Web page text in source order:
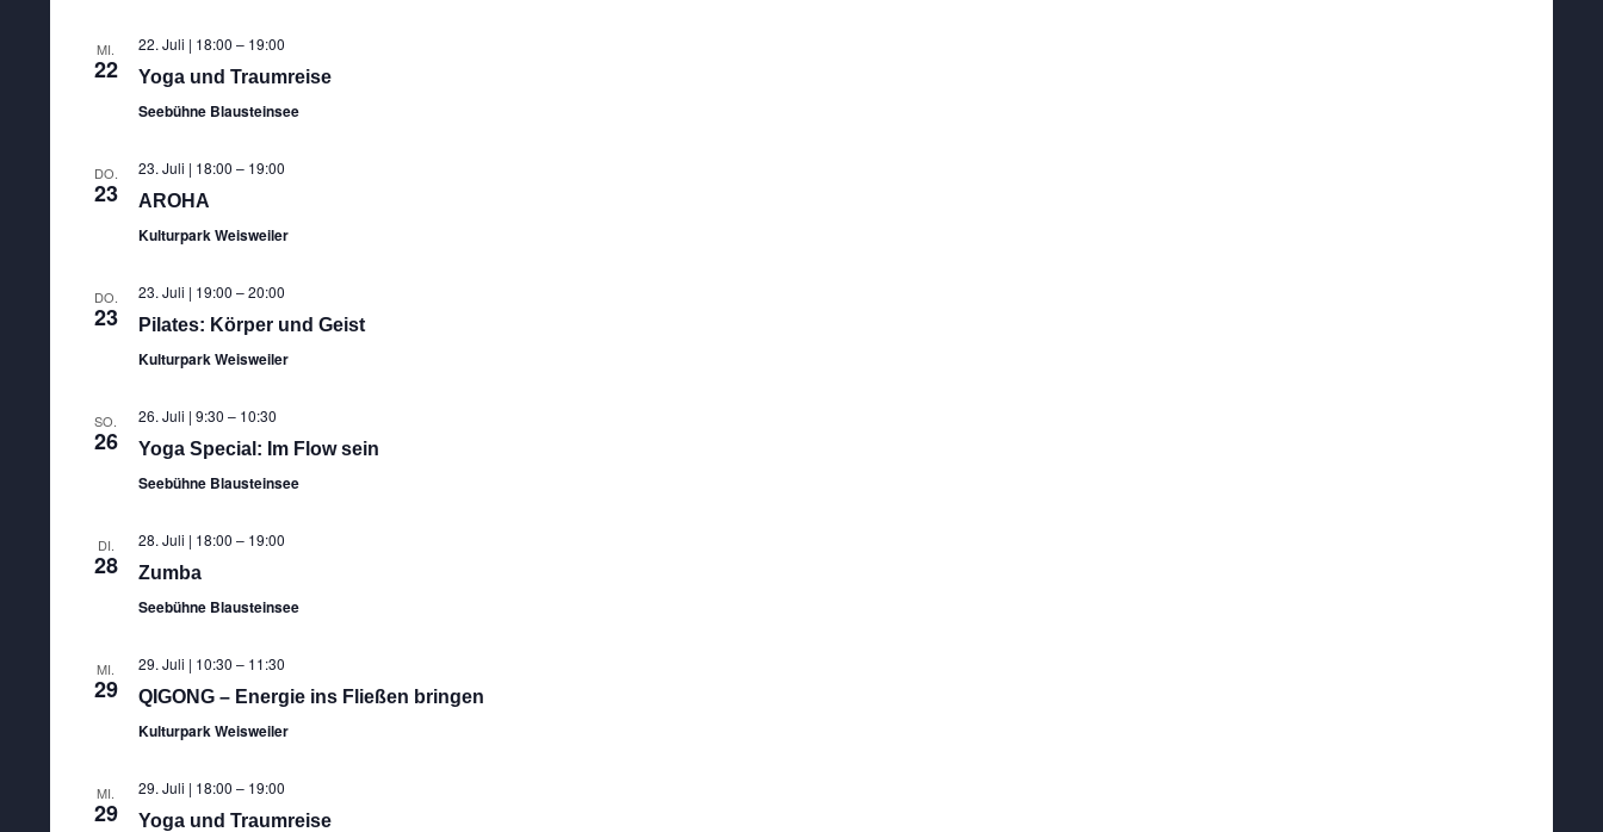
MI.
22
22. Juli | 18:00 – 19:00
Yoga und Traumreise
Seebühne Blausteinsee
DO.
23
23. Juli | 18:00 – 19:00
AROHA
Kulturpark Weisweiler
DO.
23
23. Juli | 19:00 –20:00
Pilates: Körper und Geist
Kulturpark Weisweiler
SO.
26
26. Juli | 9:30 – 10:30
Yoga Special: Im Flow sein
Seebühne Blausteinsee
DI.
28
28. Juli | 18:00 – 19:00
Zumba
Seebühne Blausteinsee
MI.
29
29. Juli | 10:30 – 11:30
QIGONG – Energie ins Fließen bringen
Kulturpark Weisweiler
MI.
29
29. Juli | 18:00 – 19:00
Yoga und Traumreise